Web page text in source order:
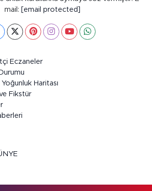
mail:
[email protected]
Eczaneler
Haritası
Fikstür